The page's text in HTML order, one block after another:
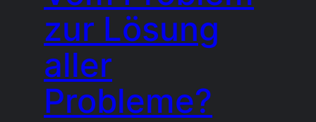
zur Lösung
aller
Probleme?